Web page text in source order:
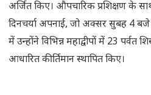
अर्जित किए। औपचारिक प्रशिक्षण के
दिनचर्या अपनाई, जो अक्सर सुबह 4 बजे
में उन्होंने विभिन्न महाद्वीपों में 23
आधारित कीर्तिमान स्थापित किए।